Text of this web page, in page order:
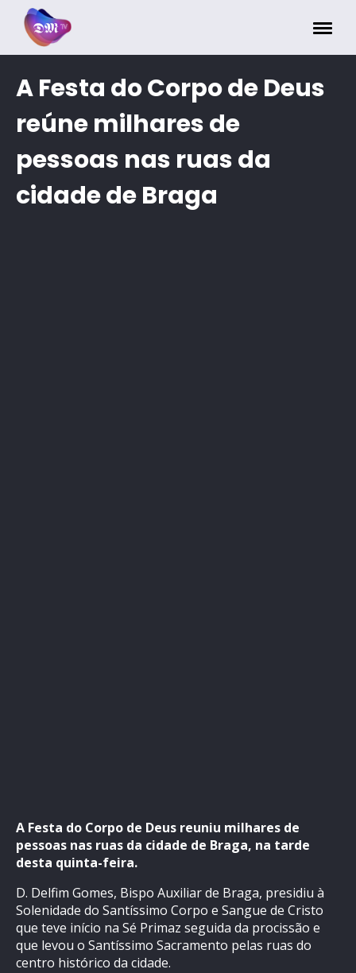
A Festa do Corpo de Deus
reúne milhares de
pessoas nas ruas da
cidade de Braga
A Festa do Corpo de Deus reuniu milhares de
pessoas nas ruas da cidade de Braga, na tarde
desta quinta-feira.
D. Delfim Gomes, Bispo Auxiliar de Braga, presidiu à
Solenidade do Santíssimo Corpo e Sangue de Cristo
que teve início na Sé Primaz seguida da procissão e
que levou o Santíssimo Sacramento pelas ruas do
centro histórico da cidade.
Painel de Gerenciamento de Cookies